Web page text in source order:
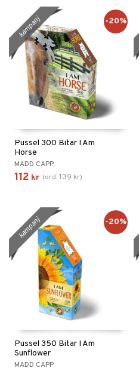
Pussel 300 Bitar I Am
Horse
MADD CAPP
112 kr (ord.139 kr)
kampanj -20%
Pussel 350 Bitar I Am
Sunflower
MADD CAPP
kampanj -20%